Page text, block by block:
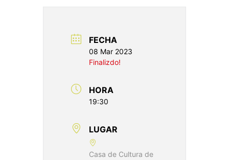
FECHA
08 Mar 2023
Finalizdo!
HORA
19:30
LUGAR
Casa de Cultura de